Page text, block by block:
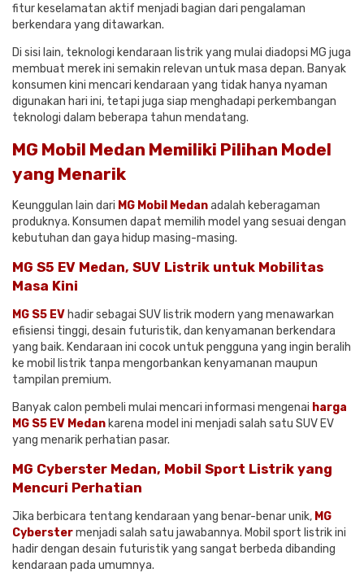
fitur keselamatan aktif menjadi bagian dari pengalaman
berkendara yang ditawarkan.
Di sisi lain, teknologi kendaraan listrik yang mulai diadopsi MG juga
membuat merek ini semakin relevan untuk masa depan. Banyak
konsumen kini mencari kendaraan yang tidak hanya nyaman
digunakan hari ini, tetapi juga siap menghadapi perkembangan
teknologi dalam beberapa tahun mendatang.
MG Mobil Medan Memiliki Pilihan Model
yang Menarik
Keunggulan lain dari MG Mobil Medanadalah keberagaman
produknya. Konsumen dapat memilih model yang sesuai dengan
kebutuhan dan gaya hidup masing-masing.
MG S5 EV Medan, SUV Listrik untuk Mobilitas
Masa Kini
MG S5 EV hadir sebagai SUV listrik modern yang menawarkan
efisiensi tinggi, desain futuristik, dan kenyamanan berkendara
yang baik. Kendaraan ini cocok untuk pengguna yang ingin beralih
ke mobil listrik tanpa mengorbankan kenyamanan maupun
tampilan premium.
Banyak calon pembeli mulai mencari informasi mengenai harga
MG S5 EV Medan karena model ini menjadi salah satu SUV EV
yang menarik perhatian pasar.
MG Cyberster Medan, Mobil Sport Listrik yang
Mencuri Perhatian
Jika berbicara tentang kendaraan yang benar-benar unik, MG
Cyberstermenjadi salah satu jawabannya. Mobil sport listrik ini
hadir dengan desain futuristik yang sangat berbeda dibanding
kendaraan pada umumnya.